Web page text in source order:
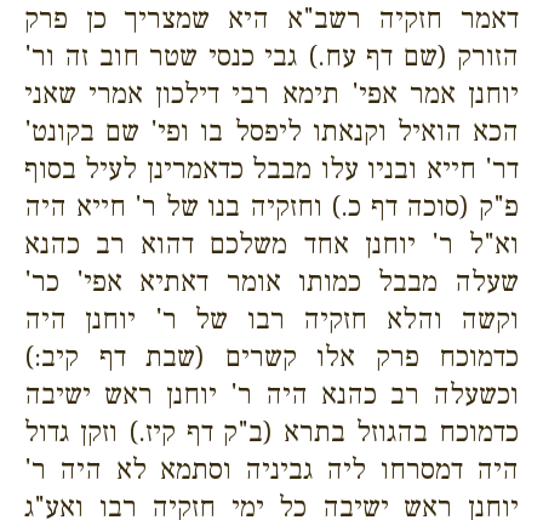
דאמר חזקיה רשב"א היא שמצריך כן פרק
הזורק (שם דף עח.) גבי כנסי שטר חוב זה ור'
יוחנן אמר אפי' תימא רבי דילכון אמרי שאני
הכא הואיל וקנאתו ליפסל בו ופי' שם בקונט'
דר' חייא ובניו עלו מבבל כדאמרינן לעיל בסוף
פ"ק (סוכה דף כ.) וחזקיה בנו של ר' חייא היה
וא"ל ר' יוחנן אחד משלכם דהוא רב כהנא
שעלה מבבל כמותו אומר דאתיא אפי' כר'
וקשה והלא חזקיה רבו של ר' יוחנן היה
כדמוכח פרק אלו קשרים (שבת דף קיב:)
וכשעלה רב כהנא היה ר' יוחנן ראש ישיבה
כדמוכח בהגוזל בתרא (ב"ק דף קיז.) וזקן גדול
היה דמסרחו ליה גביניה וסתמא לא היה ר'
יוחנן ראש ישיבה כל ימי חזקיה רבו ואע"ג